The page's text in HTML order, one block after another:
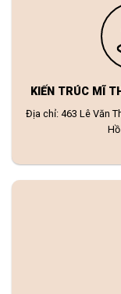
KIẾN TRÚC MĨ
Địa chỉ: 463 Lê Văn